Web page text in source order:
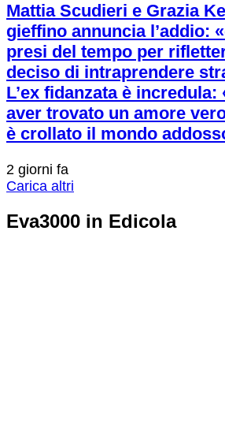
Mattia Scudieri e Grazia
gieffino annuncia l’addio:
presi del tempo per
deciso di intraprendere
L’ex fidanzata è incredula:
aver trovato un amore
è crollato il mondo
2 giorni fa
Carica altri
Eva3000 in Edicola